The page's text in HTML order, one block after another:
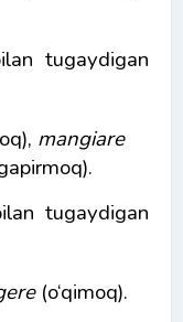
tugaydigan
mangiare
tugaydigan
(o‘qimoq).